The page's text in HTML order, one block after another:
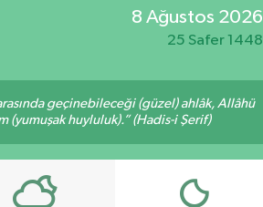
8 Ağustos 2026
25 Safer 1448
geçinebileceği (güzel) ahlâk, Allâhü
(yumuşak huyluluk).” (Hadis-i Şerif)